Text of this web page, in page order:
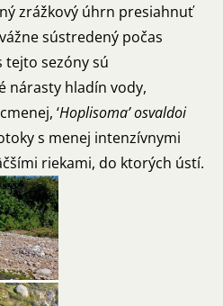
zrážkový úhrn presiahnuť
sústredený počas
tejto sezóny sú
nárasty hladín vody,
‘Hoplisoma’ osvaldoi
s menej intenzívnymi
riekami, do ktorých ústí.